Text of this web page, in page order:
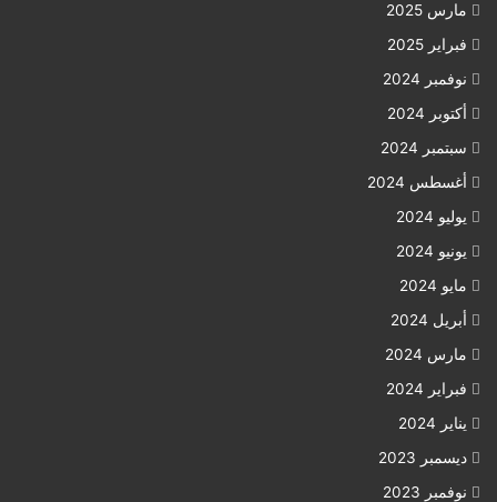
مارس 2025
فبراير 2025
نوفمبر 2024
أكتوبر 2024
سبتمبر 2024
أغسطس 2024
يوليو 2024
يونيو 2024
مايو 2024
أبريل 2024
مارس 2024
فبراير 2024
يناير 2024
ديسمبر 2023
نوفمبر 2023